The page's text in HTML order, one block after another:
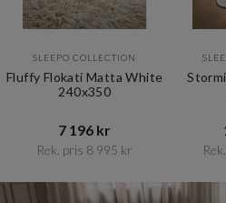
SLEEPO COLLECTION
Fluffy Flokati Matta White
240x350
7 196 kr​​
Rek. pris 8 995 kr​​
1